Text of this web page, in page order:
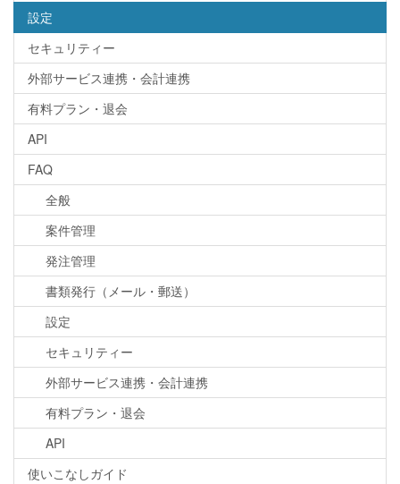
設定
セキュリティー
外部サービス連携・会計連携
有料プラン・退会
API
FAQ
全般
案件管理
発注管理
書類発行（メール・郵送）
設定
セキュリティー
外部サービス連携・会計連携
有料プラン・退会
API
使いこなしガイド